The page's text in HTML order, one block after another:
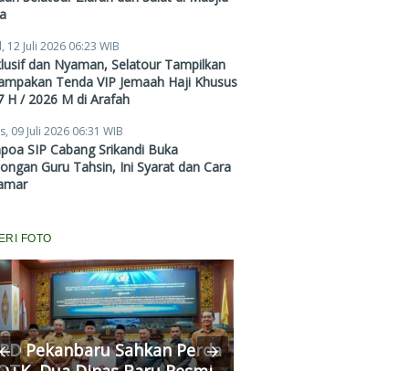
12 Juli 2026 06:23 WIB
dan Nyaman, Selatour Tampilkan
Tenda VIP Jemaah Haji Khusus
H / 2026 M di Arafah
09 Juli 2026 06:31 WIB
SIP Cabang Srikandi Buka
Guru Tahsin, Ini Syarat dan Cara
FOTO
Pekanbaru Sahkan Perda